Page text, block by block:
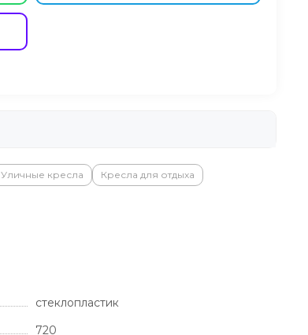
Уличные кресла Кресла для отдыха
стеклопластик
720